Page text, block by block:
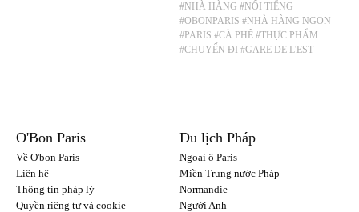
#NHÀ HÀNG #NỔI TIẾNG
#OBONPARIS #NHÀ HÀNG NGON
#PARIS #CÀ PHÊ #THỰC PHẨM
#CHUYẾN ĐI #GARE DE L'EST
O'Bon Paris
Về O'bon Paris
Liên hệ
Thông tin pháp lý
Quyền riêng tư và cookie
Du lịch Pháp
Ngoại ô Paris
Miền Trung nước Pháp
Normandie
Người Anh